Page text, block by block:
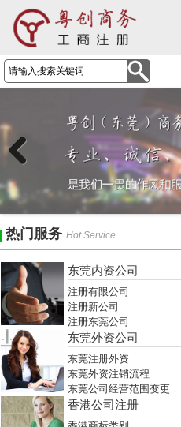
热门服务 Hot Service
东莞内资公司
注册有限公司
注册新公司
注册东莞公司
东莞外资公司
东莞注册外资
东莞外资注销流程
东莞公司经营范围变更
香港公司注册